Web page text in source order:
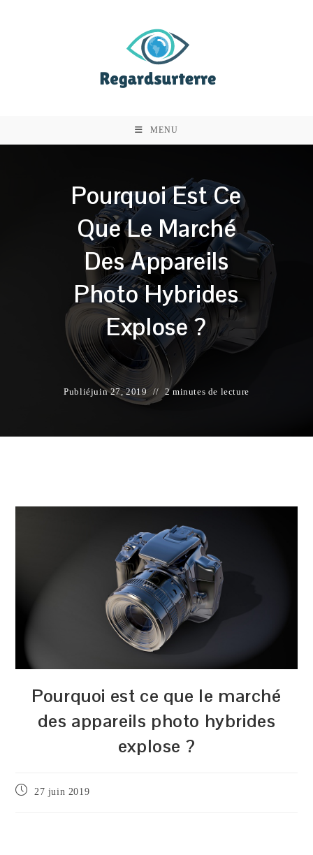
MENU
Pourquoi Est Ce
Que Le Marché
Des Appareils
Photo Hybrides
Explose ?
Publiéjuin 27, 2019 2 minutes de lecture
Pourquoi est ce que le marché
des appareils photo hybrides
explose ?
Publication
27 juin 2019